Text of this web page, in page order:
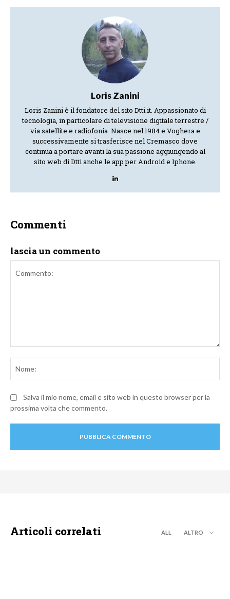
Loris Zanini
Loris Zanini è il fondatore del sito Dtti.it. Appassionato di
tecnologia, in particolare di televisione digitale terrestre /
via satellite e radiofonia. Nasce nel 1984 e Voghera e
successivamente si trasferisce nel Cremasco dove
continua a portare avanti la sua passione aggiungendo al
sito web di Dtti anche le app per Android e Iphone.
Commenti
lascia un commento
Salva il mio nome, email e sito web in questo browser per la
prossima volta che commento.
Articoli correlati ALL ALTRO